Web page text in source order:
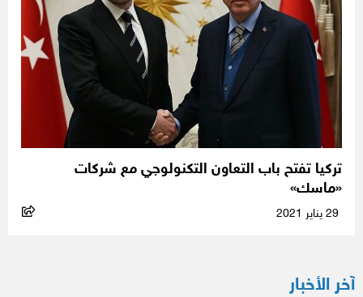
تركيا تفتح باب التعاون التكنولوجي مع شركات
«ماسك»
آخر الأخبار